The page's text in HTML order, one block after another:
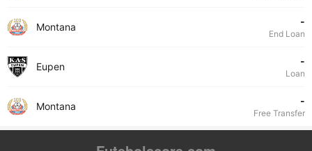
Montana -
End Loan
Eupen -
Loan
Montana -
Free Transfer